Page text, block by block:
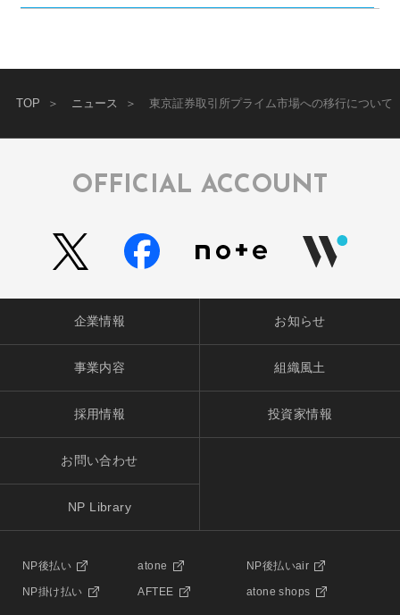
TOP ニュース 東京証券取引所プライム市場への移行について
OFFICIAL ACCOUNT
企業情報 お知らせ
事業内容 組織風土
採用情報 投資家情報
お問い合わせ
NP Library
NP後払い atone NP後払いair
NP掛け払い AFTEE atone shops